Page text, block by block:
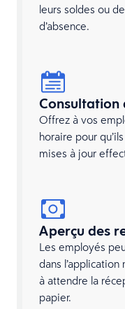
leurs soldes ou
d’absence.
Consultation
Offrez à vos
horaire pour
mises à jour
Aperçu des
Les employés
dans
à attendre la
papier.